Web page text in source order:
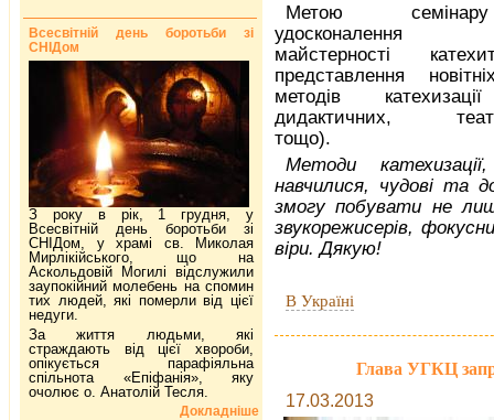
Метою
удосконалення
майстерності
представлення
методів
дидактичних,
тощо).
Методи
навчилися, чудові та
змогу побувати не
звукорежисерів,
віри. Дякую!
В Україні
Глава УГКЦ
17.03.2013
Всесвітній день боротьби зі
СНІДом
З року в рік, 1 грудня, у
Всесвітній день боротьби зі
СНІДом, у храмі св. Миколая
Мирлікійського, що на
Аскольдовій Могилі відслужили
заупокійний молебень на спомин
тих людей, які померли від цієї
недуги.
За життя людьми, які
страждають від цієї хвороби,
опікується парафіяльна
спільнота «Епіфанія», яку
очолює о. Анатолій Тесля.
Докладніше